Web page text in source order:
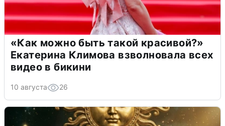
«Как можно быть такой красивой?»
Екатерина Климова взволновала всех
видео в бикини
10 августа 26